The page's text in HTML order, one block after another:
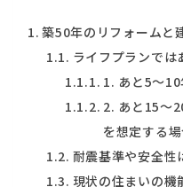
築50年のリフォームと
ライフプランでは
1. あと5～
2. あと15～
を想定する
耐震基準や安全性
現状の住まいの機